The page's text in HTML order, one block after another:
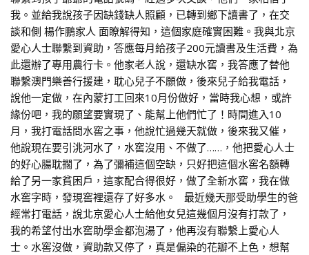
我。並給我說孩子因缺錢缺人照顧，已轉到鄉下讀書了，在交
談和側 楊作鵬家人 面瞭解得知，這個家庭確實困難。我與北京
愛心人士聯繫到資助，答應每月給孩子200元讀書及生活費，為
此還辦了專用農行卡。他家老人說，還缺水窖，我答應了替他
聯繫澳門樂善行援建，耽心兒子不願做，後來兒子給我電話，
說他一定做，在內蒙打工回來10月份做好，當時我心想，或許
緣份吧，我的願望要實現了、能幫上他們忙了！時間進入10
月，我打電話問水窖之事，他說忙過幾天就做，後來我又催，
他說現在要引洮河水了，水窖沒用、不做了……，他把愛心人士
的好心腸耽擱了，為了彌補這個空缺，只好把這個水窖名額轉
給了另一家貧困戶，這家配合得很好，做了全新水窖，我在做
水窖字時，發現窖裡還存了好多水。 最近幾天那受助學生的爸
經常打電話，說北京愛心人士給他女兒這幾個月沒有打款了，
我的希望付出水窖助學金都泡湯了，他再沒有聯繫上愛心人
士。水窖沒做，資助款又停了，真是偏染的花瓣不上色，想幫